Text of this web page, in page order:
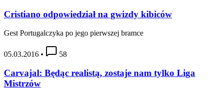
Cristiano odpowiedział na gwizdy kibiców
Gest Portugalczyka po jego pierwszej bramce
05.03.2016 • 58
Carvajal: Będąc realistą, zostaje nam tylko Liga
Mistrzów